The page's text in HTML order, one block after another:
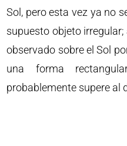
Sol, pero esta vez ya no
supuesto objeto
observado sobre el Sol
una forma
probablemente supere al